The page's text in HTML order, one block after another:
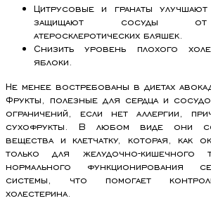
Цитрусовые и гранаты улучшают
защищают сосуды от
атеросклеротических бляшек.
Снизить уровень плохого
яблоки.
Не менее востребованы в диетах
Фрукты, полезные для сердца и
ограничений, если нет аллергии,
сухофрукты. В любом виде они
вещества и клетчатку, которая, как
только для желудочно-
нормального функционирования
системы, что помогает
холестерина.